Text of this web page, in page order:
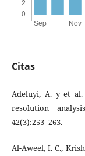
Citas
Adeluyi, A. y et
resolution
42(3):253–263.
Al-Aweel, I. C.,